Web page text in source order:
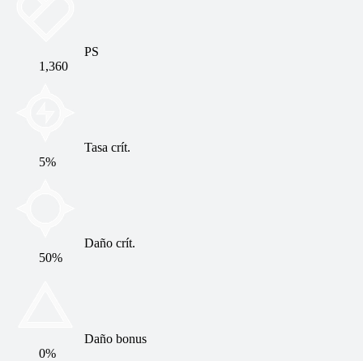
PS
1,360
Tasa crít.
5%
Daño crít.
50%
Daño bonus
0%